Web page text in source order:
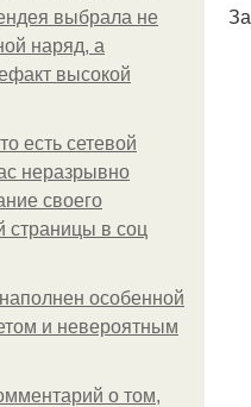
выбрала не
наряд, а
высокой
есть сетевой
неразрывно
своего
страницы в соц
особенной
и невероятным
о том,